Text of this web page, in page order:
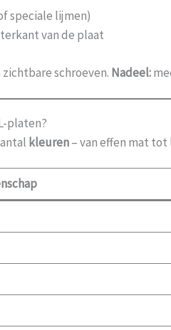
speciale lijmen)
van de plaat
schroeven. Nadeel:
platen?
kleuren– van effen mat